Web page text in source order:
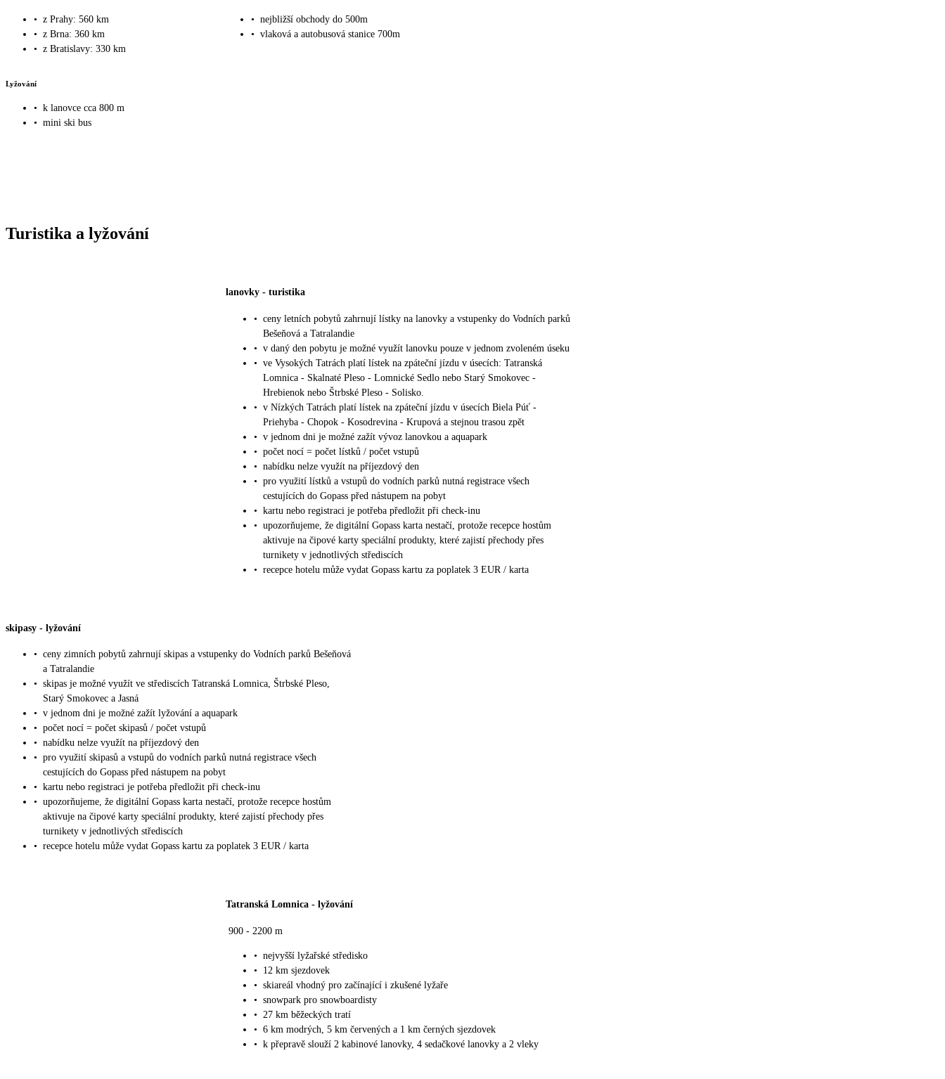
• z Prahy: 560 km
• z Brna: 360 km
• z Bratislavy: 330 km
• nejbližší obchody do 500m
• vlaková a autobusová stanice 700m
Lyžování
• k lanovce cca 800 m
• mini ski bus
Turistika a lyžování
lanovky - turistika
• ceny letních pobytů zahrnují lístky na lanovky a vstupenky do Vodních parků
Bešeňová a Tatralandie
• v daný den pobytu je možné využít lanovku pouze v jednom zvoleném úseku
• ve Vysokých Tatrách platí lístek na zpáteční jízdu v úsecích: Tatranská
Lomnica - Skalnaté Pleso - Lomnické Sedlo nebo Starý Smokovec -
Hrebienok nebo Štrbské Pleso - Solisko.
• v Nízkých Tatrách platí lístek na zpáteční jízdu v úsecích Biela Púť -
Priehyba - Chopok - Kosodrevina - Krupová a stejnou trasou zpět
• v jednom dni je možné zažít vývoz lanovkou a aquapark
• počet nocí = počet lístků / počet vstupů
• nabídku nelze využít na příjezdový den
• pro využití lístků a vstupů do vodních parků nutná registrace všech
cestujících do Gopass před nástupem na pobyt
• kartu nebo registraci je potřeba předložit při check-inu
• upozorňujeme, že digitální Gopass karta nestačí, protože recepce hostům
aktivuje na čipové karty speciální produkty, které zajistí přechody přes
turnikety v jednotlivých střediscích
• recepce hotelu může vydat Gopass kartu za poplatek 3 EUR / karta
skipasy - lyžování
• ceny zimních pobytů zahrnují skipas a vstupenky do Vodních parků Bešeňová
a Tatralandie
• skipas je možné využít ve střediscích Tatranská Lomnica, Štrbské Pleso,
Starý Smokovec a Jasná
• v jednom dni je možné zažít lyžování a aquapark
• počet nocí = počet skipasů / počet vstupů
• nabídku nelze využít na příjezdový den
• pro využití skipasů a vstupů do vodních parků nutná registrace všech
cestujících do Gopass před nástupem na pobyt
• kartu nebo registraci je potřeba předložit při check-inu
• upozorňujeme, že digitální Gopass karta nestačí, protože recepce hostům
aktivuje na čipové karty speciální produkty, které zajistí přechody přes
turnikety v jednotlivých střediscích
• recepce hotelu může vydat Gopass kartu za poplatek 3 EUR / karta
Tatranská Lomnica - lyžování
900 - 2200 m
• nejvyšší lyžařské středisko
•
12 km sjezdovek
• skiareál vhodný pro začínající i zkušené lyžaře
• snowpark pro snowboardisty
•
27 km běžeckých tratí
• 6 km modrých, 5 km červených a 1 km černých sjezdovek
• k přepravě slouží 2 kabinové lanovky, 4 sedačkové lanovky a 2 vleky